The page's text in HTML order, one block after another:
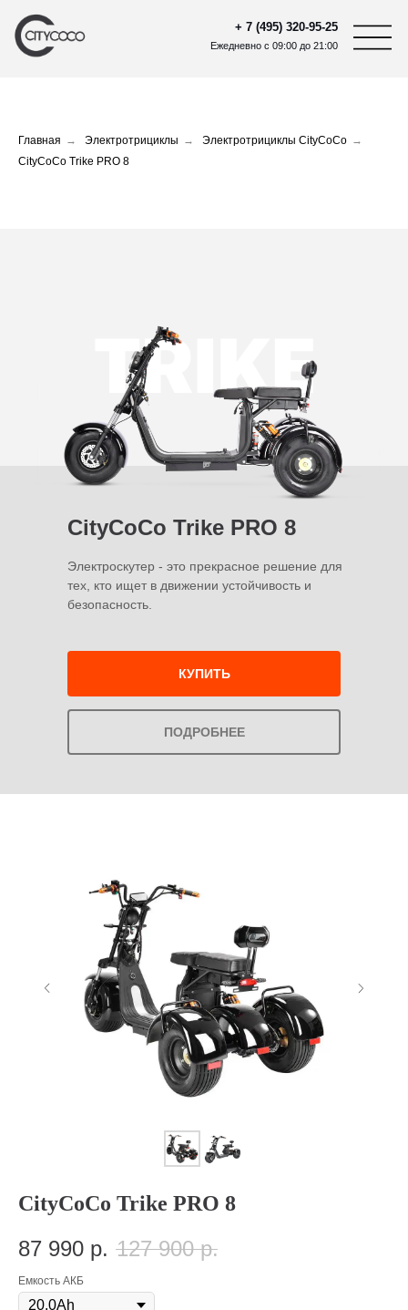
Ежедневно с 09:00 до 21:00
Главная → Электротрициклы → Электротрициклы CityCoCo →
CityCoCo Trike PRO 8
CityCoCo Trike PRO 8
Электроскутер - это прекрасное решение для
тех, кто ищет в движении устойчивость и
безопасность.
КУПИТЬ
ПОДРОБНЕЕ
CityCoCo Trike PRO 8
87 990 р. 127 900 р.
Емкость АКБ